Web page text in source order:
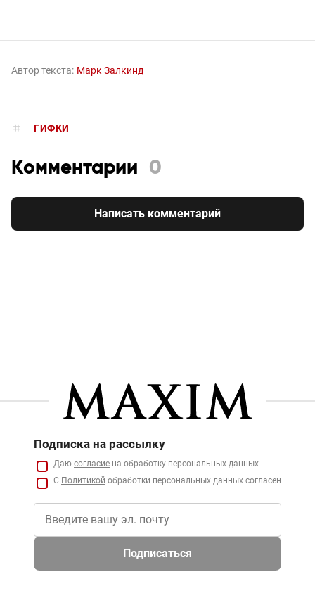
Автор текста: Марк Залкинд
ГИФКИ
Комментарии 0
Написать комментарий
Подписка на рассылку
Даю согласие на обработку персональных данных
С Политикой обработки персональных данных согласен
Подписаться